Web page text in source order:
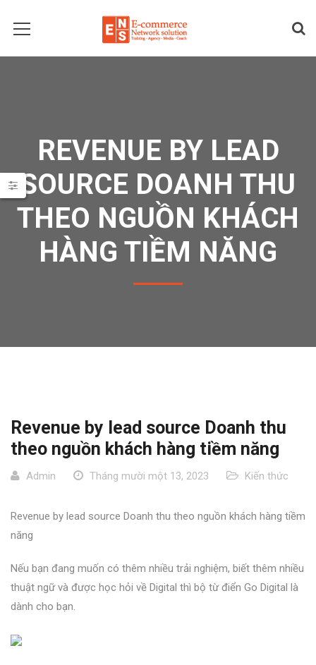
REVENUE BY LEAD
SOURCE DOANH THU
THEO NGUỒN KHÁCH
HÀNG TIỀM NĂNG
Revenue by lead source Doanh thu
theo nguồn khách hàng tiềm năng
Admin Tháng mười một 13, 2023 Kiến thức
Revenue by lead source Doanh thu theo nguồn khách hàng tiềm
năng
Nếu bạn đang muốn có thêm nhiều trải nghiệm, biết thêm nhiều
thuật ngữ và được học hỏi về Digital thì bộ từ điển Go Digital là
dành cho bạn.